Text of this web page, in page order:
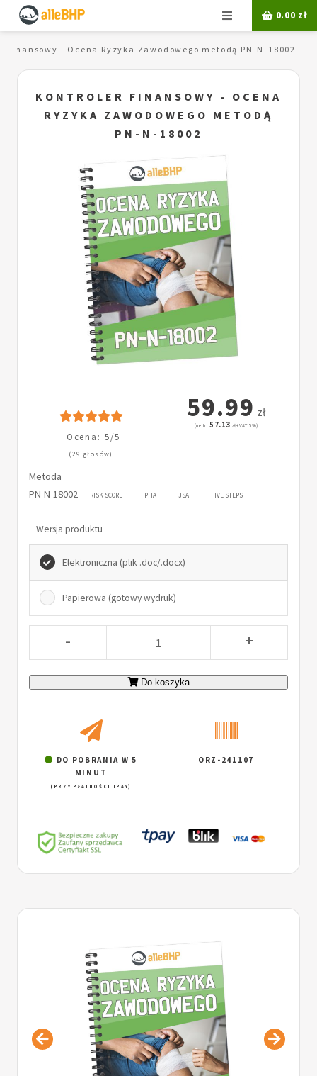
Menu 0.00 zł
finansowy - Ocena Ryzyka Zawodowego metodą PN-N-18002
KONTROLER FINANSOWY - OCENA
RYZYKA ZAWODOWEGO METODĄ
PN-N-18002
Ocena: 5/5
(29 głosów)
59.99 zł
(netto:57.13 zł + VAT: 5%)
Metoda
PN-N-18002
RISK SCORE PHA JSA FIVE STEPS
Wersja produktu
Elektroniczna (plik .doc/.docx)
Papierowa (gotowy wydruk)
- +
Do koszyka
DO POBRANIA W 5
MINUT
(PRZY PŁATNOŚCI TPAY)
ORZ-241107